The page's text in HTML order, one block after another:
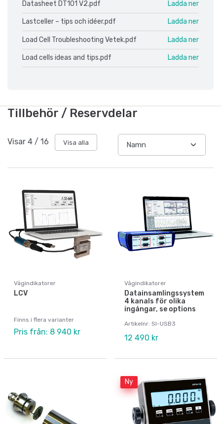
Datasheet DT101 V2.pdf Ladda ner
Lastceller – tips och idéer.pdf Ladda ner
Load Cell Troubleshooting Vetek.pdf Ladda ner
Load cells ideas and tips.pdf Ladda ner
Tillbehör / Reservdelar
Visar 4 / 16 Visa alla
Vågindikatorer
LCV
Finns i flera varianter
Pris från: 8 940 kr
Vågindikatorer
Datainsamlingssystem
4 kanals för olika
ingångar, se options
Artikelnr: SI-USB3
12 490 kr
Ny